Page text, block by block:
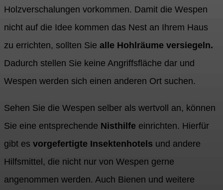
Holzverschalungen vorkommen. Damit die Wespen
nicht auf die Idee kommen das Nest an Ihrem Haus
zu errichten, sollten Sie alle Hohlräume versiegeln.
Dadurch stellen Sie keine Angriffsfläche dar und
Wespen werden sich einen anderen Ort suchen.
Sehen Sie die Wespen selber als wertvoll an, können
Sie eine entsprechende Nisthilfe einrichten. Hierfür
gibt es vorgefertigte Insektenhotels und andere
Hilfsmittel, die nicht nur von Wespen gerne
angenommen werden. Auch Bienen und weitere